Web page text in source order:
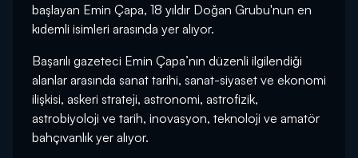
başlayan Emin Çapa, 18 yıldır Doğan Grubu'nun en
kıdemli isimleri arasında yer alıyor.
Başarılı gazeteci Emin Çapa’nın düzenli ilgilendiği
alanlar arasında sanat tarihi, sanat-siyaset ve ekonomi
ilişkisi, askeri strateji, astronomi, astrofizik,
astrobiyoloji ve tarih, inovasyon, teknoloji ve amatör
bahçıvanlık yer alıyor.